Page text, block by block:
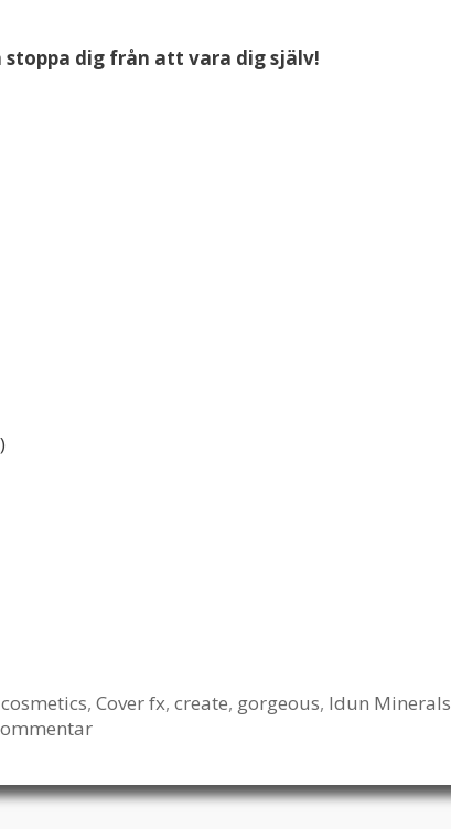
stoppa dig från att vara dig själv!
cosmetics, Cover fx, create, gorgeous, Idun Minerals